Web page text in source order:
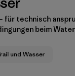
für technisch
beim
und Wasser